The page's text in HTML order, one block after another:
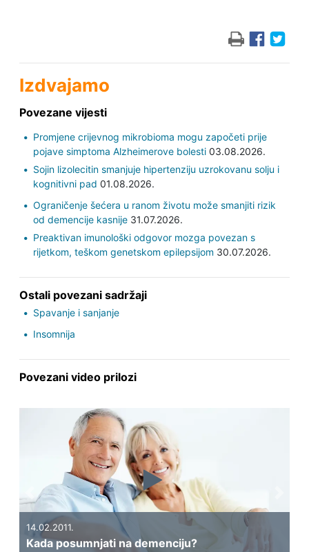
Izdvajamo
Povezane vijesti
Promjene crijevnog mikrobioma mogu započeti prije
pojave simptoma Alzheimerove bolesti03.08.2026.
Sojin lizolecitin smanjuje hipertenziju uzrokovanu solju i
kognitivni pad 01.08.2026.
Ograničenje šećera u ranom životu može smanjiti rizik
od demencije kasnije31.07.2026.
Preaktivan imunološki odgovor mozga povezan s
rijetkom, teškom genetskom epilepsijom 30.07.2026.
Ostali povezani sadržaji
Spavanje i sanjanje
Insomnija
Povezani video prilozi
na demenciju?
31.01.2011.
Može li se
Previous